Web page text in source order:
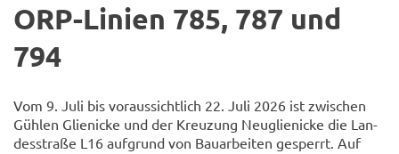
ORP-​Linien 785, 787 und
794
Vom 9. Juli bis vor­aus­sicht­lich 22. Juli 2026 ist zwi­schen
Güh­len Glie­ni­cke und der Kreu­zung Neu­glie­ni­cke die Lan­
des­stra­ße L16 auf­grund von Bau­ar­bei­ten ge­sperrt. Auf